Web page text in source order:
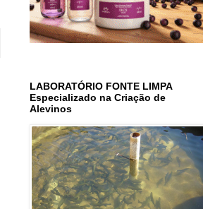
LABORATÓRIO FONTE LIMPA
Especializado na Criação de
Alevinos